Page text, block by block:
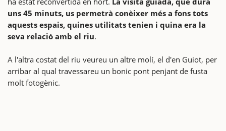
uns 45 minuts, us permetrà conèixer més a fons tots
aquests espais, quines utilitats tenien i quina era la
seva relació amb el riu.
A l'altra costat del riu veureu un altre molí, el d'en Guiot, per
arribar al qual travessareu un bonic pont penjant de fusta
molt fotogènic.